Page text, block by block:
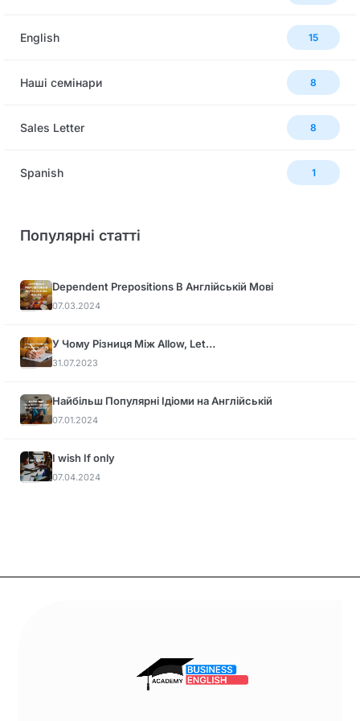
English 15
Наші семінари 8
Sales Letter 8
Spanish 1
Популярні статті
Dependent Prepositions В Англійській Мові
07.03.2024
У Чому Різниця Між Allow, Let…
31.07.2023
Найбільш Популярні Ідіоми на Англійській
07.01.2024
I wish If only
07.04.2024